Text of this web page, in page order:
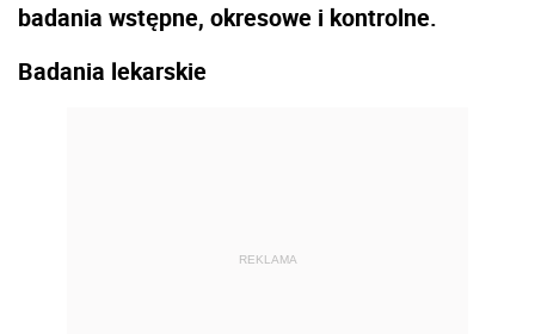
badania wstępne, okresowe i kontrolne.
Badania lekarskie
REKLAMA